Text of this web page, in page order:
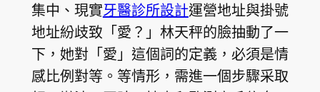
集中、現實牙醫診所設計運營地址與掛號
地址紛歧致「愛？」林天秤的臉抽動了一
下，她對「愛」這個詞的定義，必須是情
感比例對等。等情形，需進一個步驟采取